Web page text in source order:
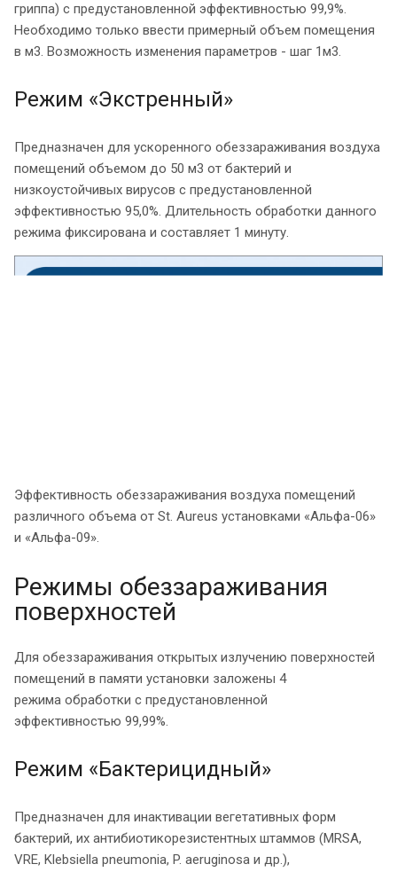
гриппа) с предустановленной эффективностью 99,9%.
Необходимо только ввести примерный объем помещения
в м3. Возможность изменения параметров - шаг 1м3.
Режим «Экстренный»
Предназначен для ускоренного обеззараживания воздуха
помещений объемом до 50 м3 от бактерий и
низкоустойчивых вирусов с предустановленной
эффективностью 95,0%. Длительность обработки данного
режима фиксирована и составляет 1 минуту.
Эффективность обеззараживания воздуха помещений
различного объема от St. Aureus установками «Альфа-06»
и «Альфа-09».
Режимы обеззараживания
поверхностей
Для обеззараживания открытых излучению поверхностей
помещений в памяти установки заложены 4
режима обработки с предустановленной
эффективностью 99,99%.
Режим «Бактерицидный»
Предназначен для инактивации вегетативных форм
бактерий, их антибиотикорезистентных штаммов (MRSA,
VRE, Klebsiella pneumonia, P. aeruginosa и др.),